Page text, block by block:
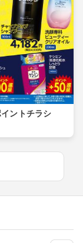
ントチラシ